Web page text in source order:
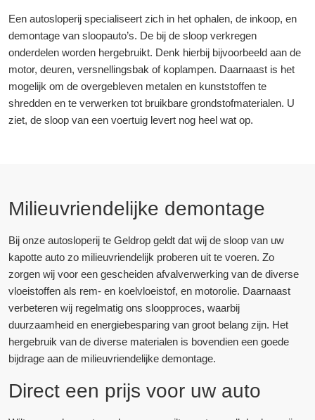
Een autosloperij specialiseert zich in het ophalen, de inkoop, en
demontage van sloopauto’s. De bij de sloop verkregen
onderdelen worden hergebruikt. Denk hierbij bijvoorbeeld aan de
motor, deuren, versnellingsbak of koplampen. Daarnaast is het
mogelijk om de overgebleven metalen en kunststoffen te
shredden en te verwerken tot bruikbare grondstofmaterialen. U
ziet, de sloop van een voertuig levert nog heel wat op.
Milieuvriendelijke demontage
Bij onze autosloperij te Geldrop geldt dat wij de sloop van uw
kapotte auto zo milieuvriendelijk proberen uit te voeren. Zo
zorgen wij voor een gescheiden afvalverwerking van de diverse
vloeistoffen als rem- en koelvloeistof, en motorolie. Daarnaast
verbeteren wij regelmatig ons sloopproces, waarbij
duurzaamheid en energiebesparing van groot belang zijn. Het
hergebruik van de diverse materialen is bovendien een goede
bijdrage aan de milieuvriendelijke demontage.
Direct een prijs voor uw auto